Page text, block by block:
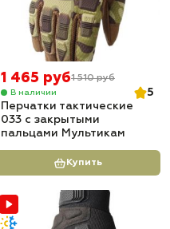
1 465 руб1 510 руб
В наличии
5
Перчатки тактические
033 с закрытыми
пальцами Мультикам
Купить